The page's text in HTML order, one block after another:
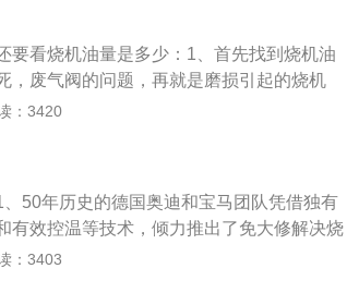
最高刻度与最低刻度间即可。汽车烧机油
气管内壁有油渍，烧机油会导致发动机燃烧
速无力、油耗上升、尾气排放超标等不良
、加剧磨损、造成损伤。
要看烧机油量是多少：1、首先找到烧机油
，废气阀的问题，再就是磨损引起的烧机
门油封问题，建议换气门油封，如果是废
；3、如果是活塞环卡死，可以做清洗，用
车烧机油是一个普遍现象，解决这个问题需
面做全面检测，综合处理。
：3420
50年历史的德国奥迪和宝马团队凭借独有
有效控温等技术，倾力推出了免大修解决烧
步骤添加到宝马奥迪欧洲车曲轴，不用拆
：3403